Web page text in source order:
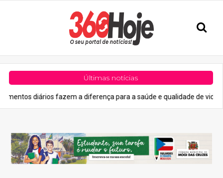
Últimas notícias
fazem a diferença para a saúde e qualidade de vida Geral